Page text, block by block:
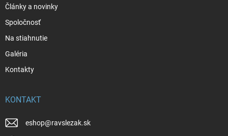
Články a novinky
Spoločnosť
Na stiahnutie
Galéria
Kontakty
KONTAKT
eshop@ravslezak.sk